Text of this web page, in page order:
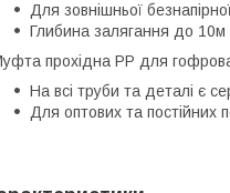
Для зовнішньої
Глибина залягання до 10м
прохідна PP для
На всі труби та деталі є
Для оптових та постійних